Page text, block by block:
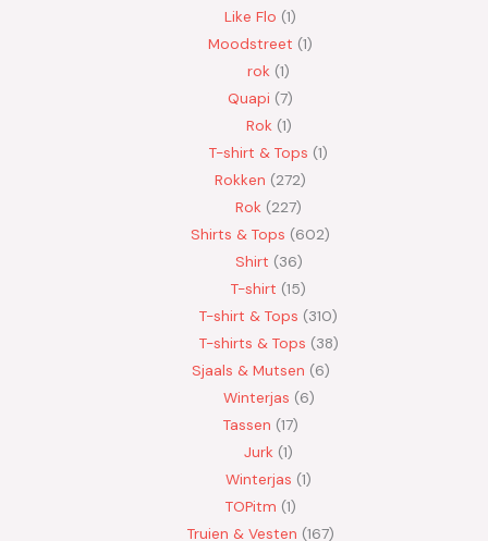
Like Flo 1
Moodstreet 1
rok 1
Quapi 7
Rok 1
T-shirt & Tops 1
Rokken 272
Rok 227
Shirts & Tops 602
Shirt 36
T-shirt 15
T-shirt & Tops 310
T-shirts & Tops 38
Sjaals & Mutsen 6
Winterjas 6
Tassen 17
Jurk 1
Winterjas 1
TOPitm 1
Truien & Vesten 167